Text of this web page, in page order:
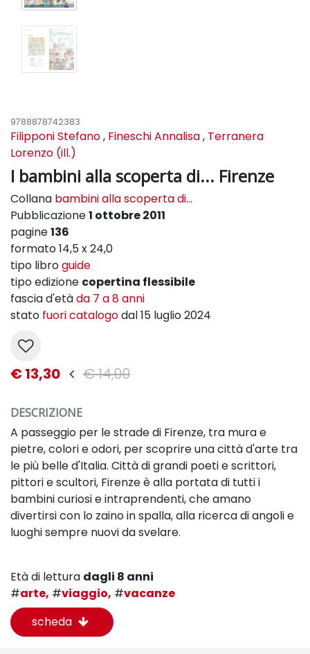
9788878742383
Filipponi Stefano, Fineschi Annalisa, Terranera
Lorenzo (ill.)
I bambini alla scoperta di... Firenze
Collana bambini alla scoperta di...
Pubblicazione1 ottobre 2011
pagine136
formato 14,5 x 24,0
tipo libroguide
tipo edizione copertina flessibile
fascia d'etàda 7 a 8 anni
stato fuori catalogodal 15 luglio 2024
€ 13,30 € 14,00
DESCRIZIONE
A passeggio per le strade di Firenze, tra mura e
pietre, colori e odori, per scoprire una città d'arte tra
le più belle d'Italia. Città di grandi poeti e scrittori,
pittori e scultori, Firenze è alla portata di tutti i
bambini curiosi e intraprendenti, che amano
divertirsi con lo zaino in spalla, alla ricerca di angoli e
luoghi sempre nuovi da svelare.
Età di lettura dagli 8 anni
#arte, #viaggio, #vacanze
scheda